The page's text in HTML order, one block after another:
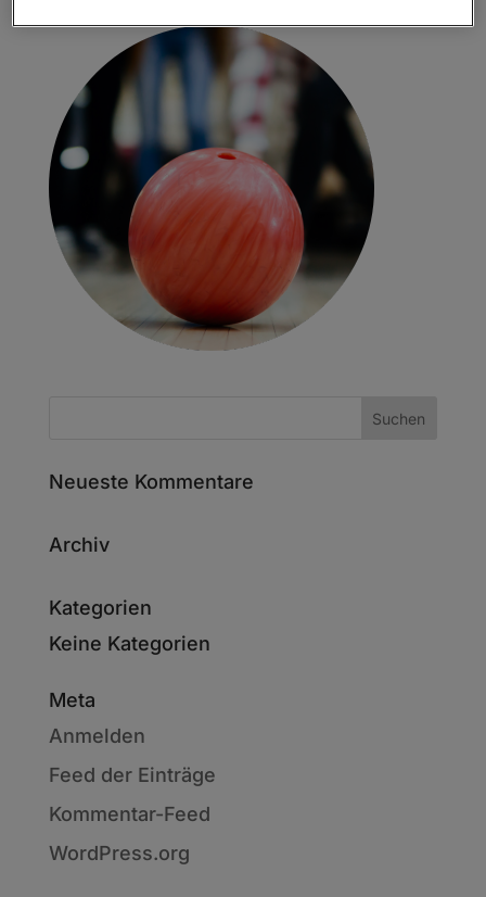
Neueste Kommentare
Archiv
Kategorien
Keine Kategorien
Meta
Anmelden
Feed der Einträge
Kommentar-Feed
WordPress.org